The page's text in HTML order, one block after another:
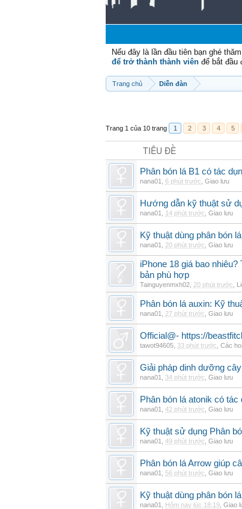
Nếu đây là lần đầu tiên bạn ghé
để trở thành thành viên để bắt đầu
Trang chủ Diễn đàn
Trang 1 của 10 trang 1 2 3 4 5
TIÊU ĐỀ
Phân bón lá B1 có tác
nana01 6 phút trước Giao lưu
Hướng dẫn kỹ thuật sử
nana01 14 phút trước Giao lưu
Kỹ thuật dùng phân bón
nana01 20 phút trước Giao lưu
iPhone 18 giá bao
bản phù hợp
Tainguyenmxh02 20 phút trước
Phân bón lá auxin: Kỹ
nana01 27 phút trước Giao lưu
Official@- https://
tawot94605 33 phút trước Các
Giải pháp dinh dưỡng
nana01 34 phút trước Giao lưu
Phân bón lá atonik có
nana01 42 phút trước Giao lưu
Kỹ thuật sử dụng Phân
nana01 49 phút trước Giao lưu
Phân bón lá Arrow giúp
nana01 56 phút trước Giao lưu
Kỹ thuật dùng phân bón
nana01 Hôm nay lúc 18:19 Giao